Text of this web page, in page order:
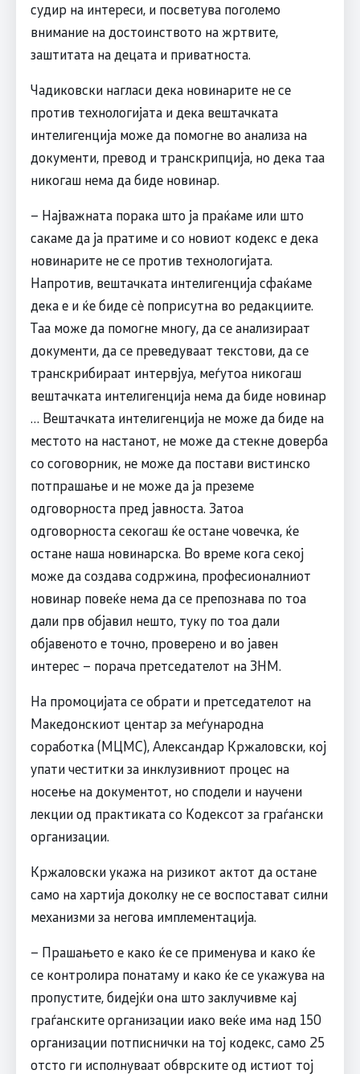
судир на интереси, и посветува поголемо
внимание на достоинството на жртвите,
заштитата на децата и приватноста.
Чадиковски нагласи дека новинарите не се
против технологијата и дека вештачката
интелигенција може да помогне во анализа на
документи, превод и транскрипција, но дека таа
никогаш нема да биде новинар.
– Најважната порака што ја праќаме или што
сакаме да ја пратиме и со новиот кодекс е дека
новинарите не се против технологијата.
Напротив, вештачката интелигенција сфаќаме
дека е и ќе биде сѐ поприсутна во редакциите.
Таа може да помогне многу, да се анализираат
документи, да се преведуваат текстови, да се
транскрибираат интервјуа, меѓутоа никогаш
вештачката интелигенција нема да биде новинар
… Вештачката интелигенција не може да биде на
местото на настанот, не може да стекне доверба
со соговорник, не може да постави вистинско
потпрашање и не може да ја преземе
одговорноста пред јавноста. Затоа
одговорноста секогаш ќе остане човечка, ќе
остане наша новинарска. Во време кога секој
може да создава содржина, професионалниот
новинар повеќе нема да се препознава по тоа
дали прв објавил нешто, туку по тоа дали
објавеното е точно, проверено и во јавен
интерес – порача претседателот на ЗНМ.
На промоцијата се обрати и претседателот на
Македонскиот центар за меѓународна
соработка (МЦМС), Александар Кржаловски, кој
упати честитки за инклузивниот процес на
носење на документот, но сподели и научени
лекции од практиката со Кодексот за граѓански
организации.
Кржаловски укажа на ризикот актот да остане
само на хартија доколку не се воспостават силни
механизми за негова имплементација.
– Прашањето е како ќе се применува и како ќе
се контролира понатаму и како ќе се укажува на
пропустите, бидејќи она што заклучивме кај
граѓанските организации иако веќе има над 150
организации потписнички на тој кодекс, само 25
отсто ги исполнуваат обврските од истиот тој